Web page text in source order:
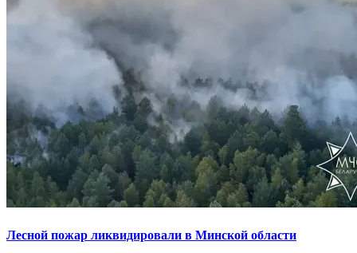
Лесной пожар ликвидировали в Минской области